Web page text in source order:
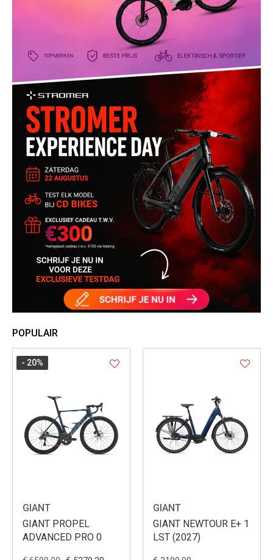
POPULAIR
GIANT
GIANT PROPEL
ADVANCED PRO 0
- 20%
GIANT
GIANT NEWTOUR E+ 1
LST (2027)